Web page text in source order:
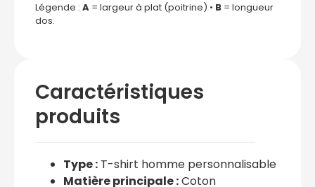
Légende : A = largeur à plat (poitrine) • B = longueur
dos.
Caractéristiques
produits
Type : T-shirt homme personnalisable
Matière principale :Coton